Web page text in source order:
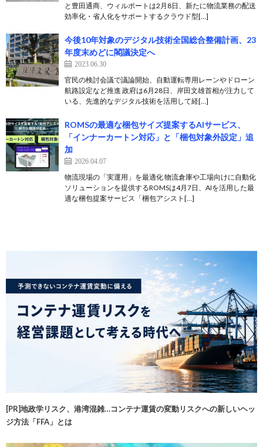
と豊田通商、ウィルポートは2月8日、新たに物流業務の配送
効率化・省人化をサポートするクラウド型[…]
今後10年対象のデジタル技術全国総合整備計画、23
年度末めどに閣議決定へ
2023.06.30
官民の検討会議で議論開始、自動運転専用レーンやドローン
航路設定など推進 政府は6月28日、岸田文雄首相が注力して
いる、先進的なデジタル技術を活用して経[…]
ROMSの最適な梱包サイズ提案するAIサービス、
「インナーカートン対応」と「梱包対象外設定」追
加
2026.04.07
物流現場の「実運用」を最適化 物流倉庫や工場向けに自動化
ソリューションを提供するROMSは4月7日、AIを活用した最
適な梱包提案サービス「梱包アシスト[…]
[PR]地政学リスク、港湾混雑…コンテナ運賃の変動リスクへの新しいヘッ
ジ方法「FFA」とは